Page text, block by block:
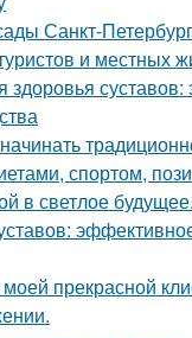
Санкт-
и местных
здоровья
спортом,
в светлое будущее.
прекрасной